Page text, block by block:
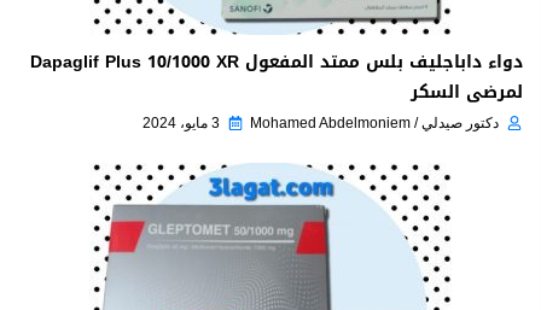
دواء داباجليف بلس ممتد المفعول Dapaglif Plus 10/1000 XR
لمرضى السكر
دكتور صيدلي / Mohamed Abdelmoniem 3 مايو، 2024